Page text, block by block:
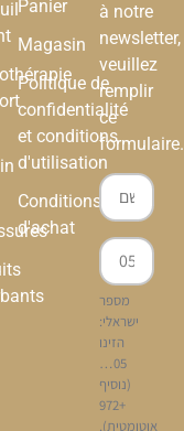
Panier
Magasin
Politique de
confidentialité
et conditions
d'utilisation
Conditions
d'achat
à notre
newsletter,
veuillez
remplir
ce
formulaire.
מספר
ישראלי:
הזינו
05…
(נוסיף
+972
אוטומטית).